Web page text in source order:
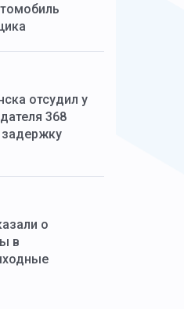
отсудил у
368
задержку
о
в